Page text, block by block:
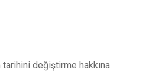
tarihini değiştirme hakkına